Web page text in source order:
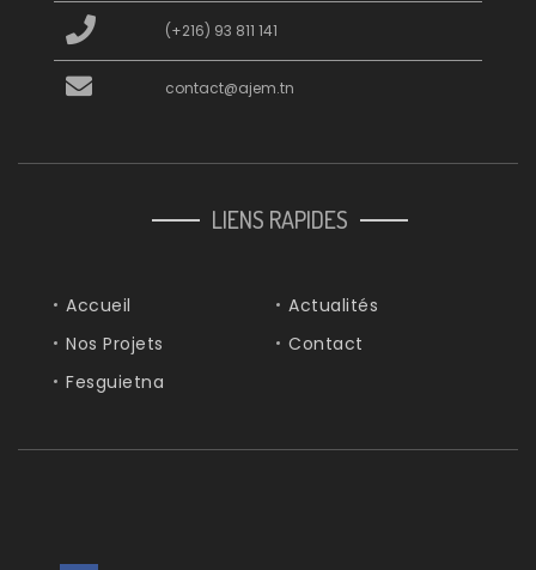
(+216) 93 811 141
contact@ajem.tn
LIENS RAPIDES
Accueil
Nos Projets
Fesguietna
Actualités
Contact